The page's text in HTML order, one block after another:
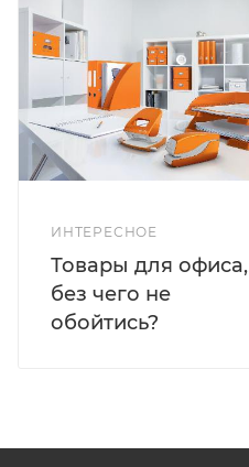
ИНТЕРЕСНОЕ
Товары для офиса,
без чего не
обойтись?